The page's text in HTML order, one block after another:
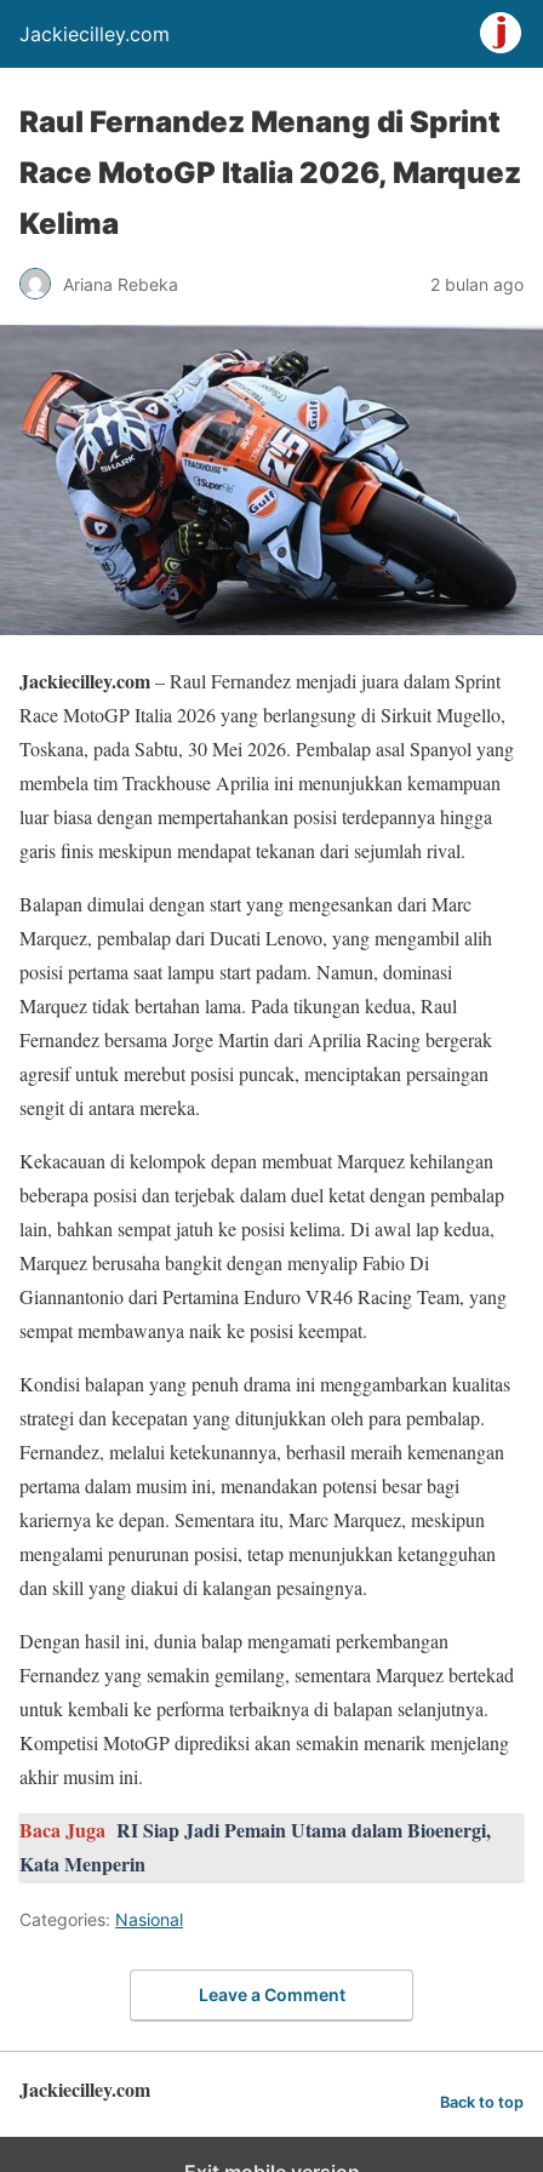
Jackiecilley.com
Raul Fernandez Menang di Sprint
Race MotoGP Italia 2026, Marquez
Kelima
Ariana Rebeka 2 bulan ago
Jackiecilley.com– Raul Fernandez menjadi juara dalam Sprint
Race MotoGP Italia 2026 yang berlangsung di Sirkuit Mugello,
Toskana, pada Sabtu, 30 Mei 2026. Pembalap asal Spanyol yang
membela tim Trackhouse Aprilia ini menunjukkan kemampuan
luar biasa dengan mempertahankan posisi terdepannya hingga
garis finis meskipun mendapat tekanan dari sejumlah rival.
Balapan dimulai dengan start yang mengesankan dari Marc
Marquez, pembalap dari Ducati Lenovo, yang mengambil alih
posisi pertama saat lampu start padam. Namun, dominasi
Marquez tidak bertahan lama. Pada tikungan kedua, Raul
Fernandez bersama Jorge Martin dari Aprilia Racing bergerak
agresif untuk merebut posisi puncak, menciptakan persaingan
sengit di antara mereka.
Kekacauan di kelompok depan membuat Marquez kehilangan
beberapa posisi dan terjebak dalam duel ketat dengan pembalap
lain, bahkan sempat jatuh ke posisi kelima. Di awal lap kedua,
Marquez berusaha bangkit dengan menyalip Fabio Di
Giannantonio dari Pertamina Enduro VR46 Racing Team, yang
sempat membawanya naik ke posisi keempat.
Kondisi balapan yang penuh drama ini menggambarkan kualitas
strategi dan kecepatan yang ditunjukkan oleh para pembalap.
Fernandez, melalui ketekunannya, berhasil meraih kemenangan
pertama dalam musim ini, menandakan potensi besar bagi
kariernya ke depan. Sementara itu, Marc Marquez, meskipun
mengalami penurunan posisi, tetap menunjukkan ketangguhan
dan skill yang diakui di kalangan pesaingnya.
Dengan hasil ini, dunia balap mengamati perkembangan
Fernandez yang semakin gemilang, sementara Marquez bertekad
untuk kembali ke performa terbaiknya di balapan selanjutnya.
Kompetisi MotoGP diprediksi akan semakin menarik menjelang
akhir musim ini.
Baca Juga RI Siap Jadi Pemain Utama dalam Bioenergi,
Kata Menperin
Categories: Nasional
Leave a Comment
Jackiecilley.com Back to top